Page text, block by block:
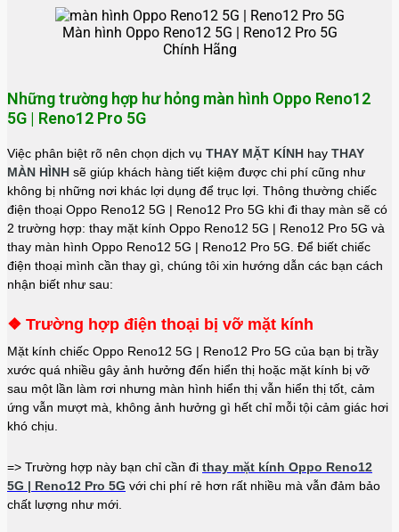
Màn hình Oppo Reno12 5G | Reno12 Pro 5G
Chính Hãng
Những trường hợp hư hỏng màn hình Oppo Reno12
5G | Reno12 Pro 5G
Việc phân biệt rõ nên chọn dịch vụ THAY MẶT KÍNH hay THAY
MÀN HÌNH sẽ giúp khách hàng tiết kiệm được chi phí cũng như
không bị những nơi khác lợi dụng để trục lợi. Thông thường chiếc
điện thoại Oppo Reno12 5G | Reno12 Pro 5G khi đi thay màn sẽ có
2 trường hợp: thay mặt kính Oppo Reno12 5G | Reno12 Pro 5G và
thay màn hình Oppo Reno12 5G | Reno12 Pro 5G. Để biết chiếc
điện thoại mình cần thay gì, chúng tôi xin hướng dẫn các bạn cách
nhận biết như sau:
❖ Trường hợp điện thoại bị vỡ mặt kính
Mặt kính chiếc Oppo Reno12 5G | Reno12 Pro 5G của bạn bị trầy
xước quá nhiều gây ảnh hưởng đến hiển thị hoặc mặt kính bị vỡ
sau một lần làm rơi nhưng màn hình hiển thị vẫn hiển thị tốt, cảm
ứng vẫn mượt mà, không ảnh hưởng gì hết chỉ mỗi tội cảm giác hơi
khó chịu.
=> Trường hợp này bạn chỉ cần đi thay mặt kính Oppo Reno12
5G | Reno12 Pro 5G với chi phí rẻ hơn rất nhiều mà vẫn đảm bảo
chất lượng như mới.